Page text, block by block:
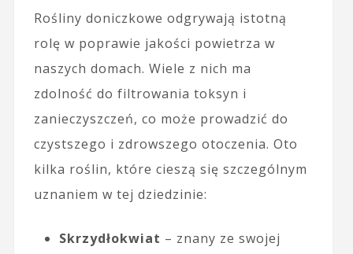
Rośliny doniczkowe odgrywają istotną
rolę w poprawie jakości powietrza w
naszych domach. Wiele z nich ma
zdolność do filtrowania toksyn i
zanieczyszczeń, co może prowadzić do
czystszego i zdrowszego otoczenia. Oto
kilka roślin, które cieszą się szczególnym
uznaniem w tej dziedzinie:
Skrzydłokwiat – znany ze swojej